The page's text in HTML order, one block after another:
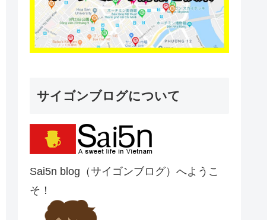
サイゴンブログについて
Sai5n blog（サイゴンブログ）へようこ
そ！